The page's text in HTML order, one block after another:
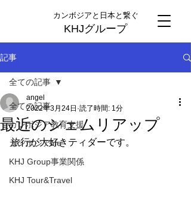
カンボジアと日本と繋ぐ
KHJグループ
記事
全ての記事
カンボジア教育支援
カンボジアlife
KHJ Group事業関係
KHJ Tour&Travel
全ての記事
最近のシェムリアップ
angel
2022年3月24日 読了時間: 1分
旅行が大好きティダーです。